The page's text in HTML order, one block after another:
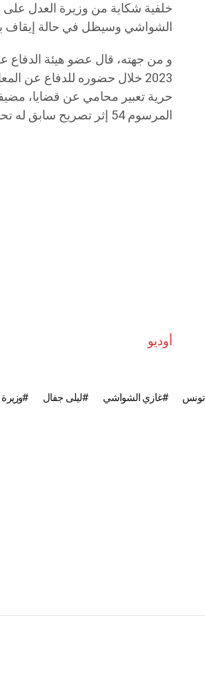
الشواشي وسيظل في حالة إيقاف
2023 خلال حضوره للدفاع
حرية تعبير محامي عن قضايا،
المرسوم 54 إثر تصريح سابق له تحدث فيه عن تلفيق قضايا لسياسيين .
أوديو
تونس غازي الشواشي ليلى جفال